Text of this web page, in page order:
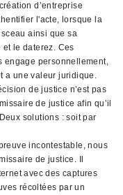
d’entreprise
l'acte, lorsque la
ainsi que sa
le daterez. Ces
engage personnellement,
a une valeur juridique.
de justice n’est pas
de justice afin qu’il
solutions : soit par
incontestable, nous
de justice. Il
avec des captures
récoltées par un